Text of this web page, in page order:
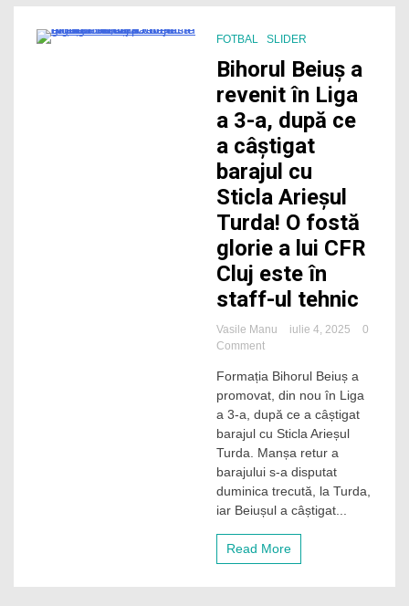
FOTBAL SLIDER
Bihorul Beiuș a
revenit în Liga
a 3-a, după ce
a câștigat
barajul cu
Sticla Arieșul
Turda! O fostă
glorie a lui CFR
Cluj este în
staff-ul tehnic
Vasile Manu iulie 4, 2025
0
Commenton
Beiuș
a
revenit
a
3-
a,
după
a
Formația Bihorul Beiuș a
promovat, din nou în Liga
a 3-a, după ce a câștigat
barajul cu Sticla Arieșul
Turda. Manșa retur a
barajului s-a disputat
duminica trecută, la Turda,
iar Beiușul a câștigat...
Read More